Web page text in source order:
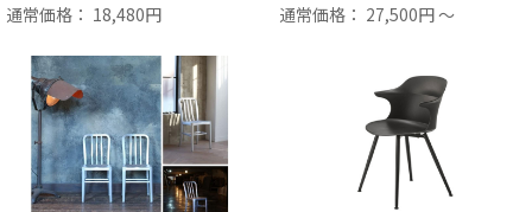
通常価格： 18,480円 通常価格： 27,500円 ～